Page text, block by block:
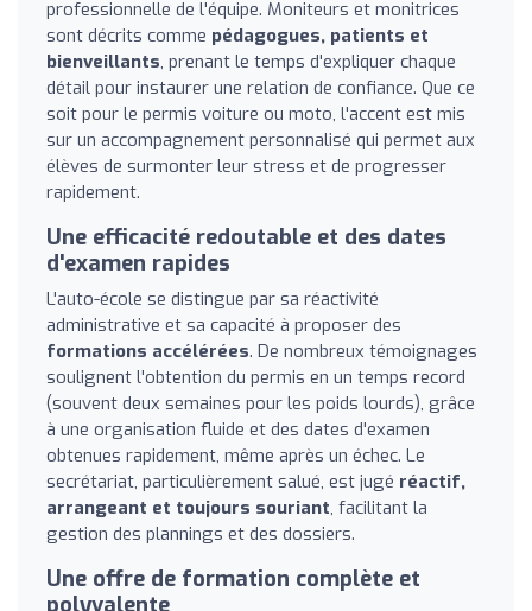
professionnelle de l'équipe. Moniteurs et monitrices
sont décrits comme pédagogues, patients et
bienveillants, prenant le temps d'expliquer chaque
détail pour instaurer une relation de confiance. Que ce
soit pour le permis voiture ou moto, l'accent est mis
sur un accompagnement personnalisé qui permet aux
élèves de surmonter leur stress et de progresser
rapidement.
Une efficacité redoutable et des dates
d'examen rapides
L'auto-école se distingue par sa réactivité
administrative et sa capacité à proposer des
formations accélérées. De nombreux témoignages
soulignent l'obtention du permis en un temps record
(souvent deux semaines pour les poids lourds), grâce
à une organisation fluide et des dates d'examen
obtenues rapidement, même après un échec. Le
secrétariat, particulièrement salué, est jugé réactif,
arrangeant et toujours souriant, facilitant la
gestion des plannings et des dossiers.
Une offre de formation complète et
polyvalente